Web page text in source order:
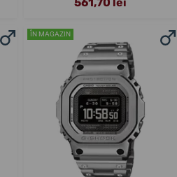
ÎN MAGAZIN